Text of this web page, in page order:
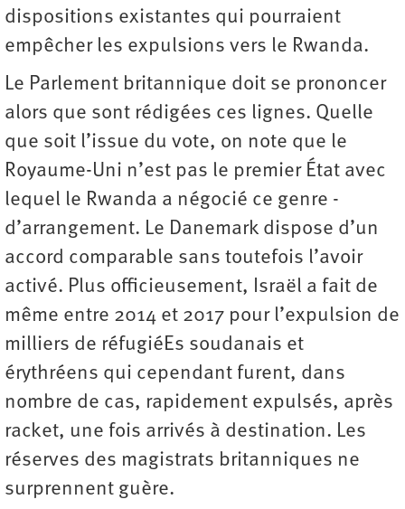
dispositions existantes qui pourraient
empêcher les expulsions vers le Rwanda.
Le Parlement britannique doit se prononcer
alors que sont rédigées ces lignes. Quelle
que soit l’issue du vote, on note que le
Royaume-Uni n’est pas le premier État avec
lequel le Rwanda a négocié ce genre ­
d’arrangement. Le Danemark dispose d’un
accord comparable sans toutefois l’avoir
activé. Plus officieusement, Israël a fait de
même entre 2014 et 2017 pour l’expulsion de
milliers de réfugiéEs soudanais et
érythréens qui cependant furent, dans
nombre de cas, rapidement expulsés, après
racket, une fois arrivés à destination. Les
réserves des magistrats britanniques ne
surprennent guère.